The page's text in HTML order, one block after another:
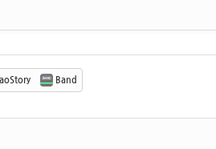
Band